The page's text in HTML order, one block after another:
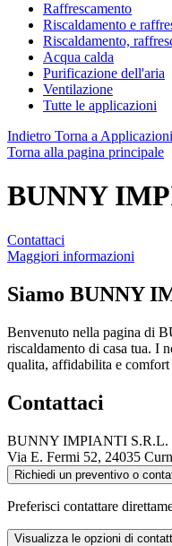
Raffrescamento
Riscaldamento e
Riscaldamento,
Acqua calda
Purificazione dell'aria
Ventilazione
Tutte le applicazioni
Indietro Torna a Applicazioni
Torna alla pagina principale
BUNNY
Contattaci
Maggiori informazioni
Siamo BUNNY
Benvenuto nella pagina di
riscaldamento di casa tua. I
qualita, affidabilita e comfort
Contattaci
BUNNY IMPIANTI S.R.L.
Via E. Fermi 52, 24035
Richiedi un preventivo o
Preferisci contattare
Visualizza le opzioni di